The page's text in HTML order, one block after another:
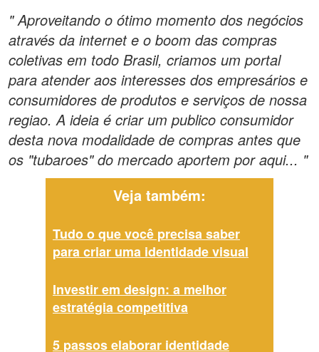
" Aproveitando o ótimo momento dos negócios
através da internet e o boom das compras
coletivas em todo Brasil, criamos um portal
para atender aos interesses dos empresários e
consumidores de produtos e serviços de nossa
regiao. A ideia é criar um publico consumidor
desta nova modalidade de compras antes que
os "tubaroes" do mercado aportem por aqui... "
Veja também:
Tudo o que você precisa saber
para criar uma identidade visual
Investir em design: a melhor
estratégia competitiva
5 passos elaborar identidade